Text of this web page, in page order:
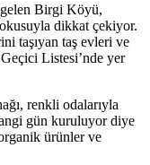
gelen Birgi Köyü,
dikkat çekiyor.
taşıyan taş evleri ve
Listesi’nde yer
renkli odalarıyla
gün kuruluyor diye
ürünler ve